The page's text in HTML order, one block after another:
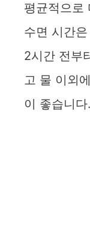
평균적으로
수면 시간
2시간 전부
고 물 이외
이 좋습니다.